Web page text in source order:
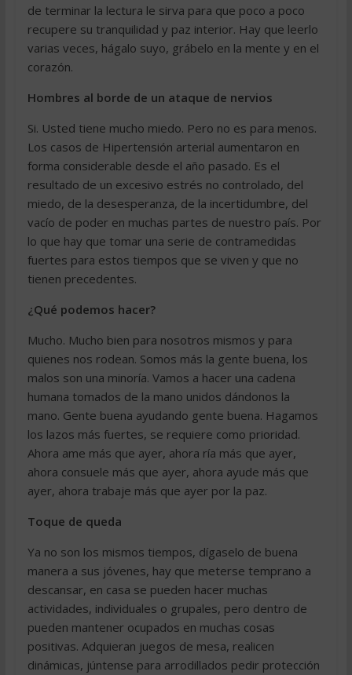
de terminar la lectura le sirva para que poco a poco
recupere su tranquilidad y paz interior. Hay que leerlo
varias veces, hágalo suyo, grábelo en la mente y en el
corazón.
Hombres al borde de un ataque de nervios
Si. Usted tiene mucho miedo. Pero no es para menos.
Los casos de Hipertensión arterial aumentaron en
forma considerable desde el año pasado. Es el
resultado de un excesivo estrés no controlado, del
miedo, de la desesperanza, de la incertidumbre, del
vacío de poder en muchas partes de nuestro país. Por
lo que hay que tomar una serie de contramedidas
fuertes para estos tiempos que se viven y que no
tienen precedentes.
¿Qué podemos hacer?
Mucho. Mucho bien para nosotros mismos y para
quienes nos rodean. Somos más la gente buena, los
malos son una minoría. Vamos a hacer una cadena
humana tomados de la mano unidos dándonos la
mano. Gente buena ayudando gente buena. Hagamos
los lazos más fuertes, se requiere como prioridad.
Ahora ame más que ayer, ahora ría más que ayer,
ahora consuele más que ayer, ahora ayude más que
ayer, ahora trabaje más que ayer por la paz.
Toque de queda
Ya no son los mismos tiempos, dígaselo de buena
manera a sus jóvenes, hay que meterse temprano a
descansar, en casa se pueden hacer muchas
actividades, individuales o grupales, pero dentro de
pueden mantener ocupados en muchas cosas
positivas. Adquieran juegos de mesa, realicen
dinámicas, júntense para arrodillados pedir protección